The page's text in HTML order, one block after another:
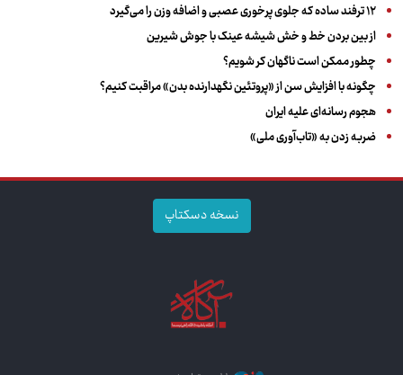
۱۲ ترفند ساده که جلوی پرخوری عصبی و اضافه ‌وزن را می‌گیرد
از بین بردن خط و خش شیشه عینک با جوش شیرین
چطور ممکن است ناگهان کر شویم؟
چگونه با افزایش سن از «پروتئین نگهدارنده بدن» مراقبت کنیم؟
هجوم رسانه‌ای علیه ایران
ضربه زدن به «تاب‌آوری ملی»
نسخه دسکتاپ